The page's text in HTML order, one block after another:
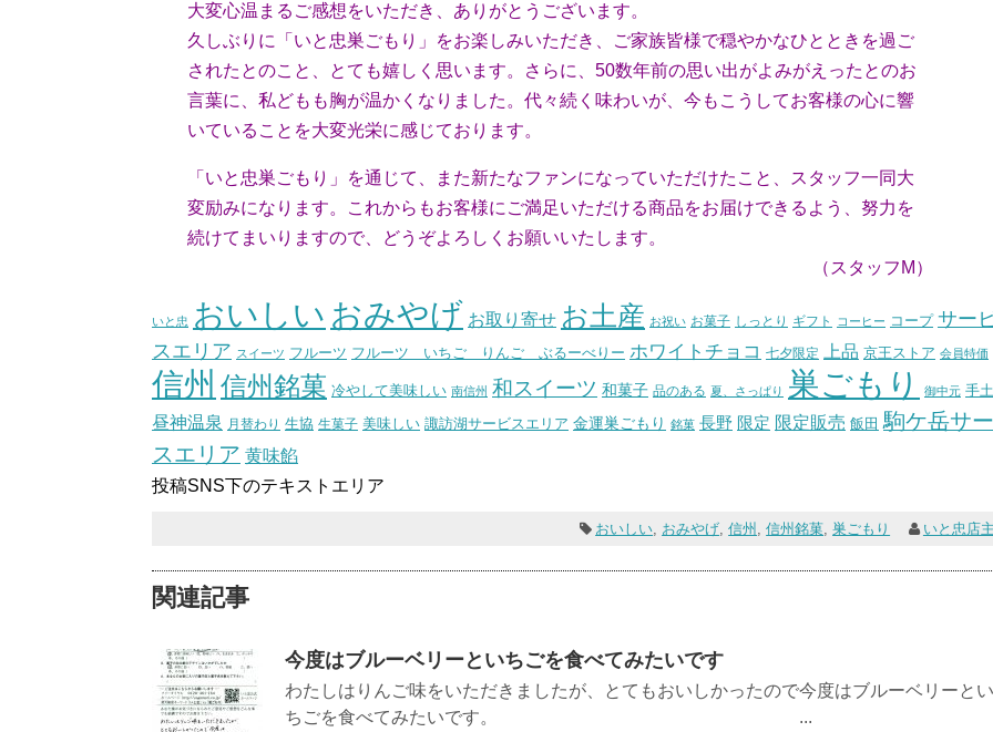
大変心温まるご感想をいただき、ありがとうございます。
久しぶりに「いと忠巣ごもり」をお楽しみいただき、ご家族皆様で穏やかなひとときを過ご
されたとのこと、とても嬉しく思います。さらに、50数年前の思い出がよみがえったとのお
言葉に、私どもも胸が温かくなりました。代々続く味わいが、今もこうしてお客様の心に響
いていることを大変光栄に感じております。
「いと忠巣ごもり」を通じて、また新たなファンになっていただけたこと、スタッフ一同大
変励みになります。これからもお客様にご満足いただける商品をお届けできるよう、努力を
続けてまいりますので、どうぞよろしくお願いいたします。
（スタッフM）
いと忠 おいしい おみやげ お取り寄せ お土産 お祝い お菓子 しっとり ギフト コーヒー コープ サー
スエリア スイーツ フルーツ フルーツ いちご りんご ぶるーべりー ホワイトチョコ 七夕限定 上品 京王ストア 会員特価
信州 信州銘菓 冷やして美味しい 南信州 和スイーツ 和菓子 品のある 夏、さっぱり 巣ごもり 御中元 手
昼神温泉 月替わり 生協 生菓子 美味しい 諏訪湖サービスエリア 金運巣ごもり 銘菓 長野 限定 限定販売 飯田 駒ケ岳サ
スエリア 黄味餡
投稿SNS下のテキストエリア
おいしい, おみやげ,信州 ,信州銘菓,巣ごもり いと忠店主
関連記事
今度はブルーベリーといちごを食べてみたいです
わたしはりんご味をいただきましたが、とてもおいしかったので今度はブルーベリーとい
ちごを食べてみたいです。 ...